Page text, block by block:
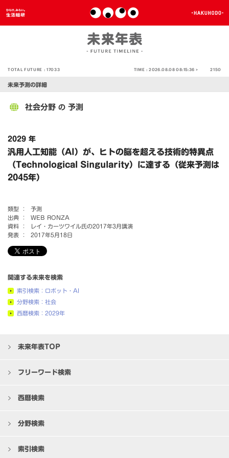
TOTAL FUTURE :17033 TIME :2026.08.08 08:15:36 > 2150
未来予測の詳細
社会分野 の 予測
2029 年
汎用人工知能（AI）が、ヒトの脳を超える技術的特異点
（Technological Singularity）に達する（従来予測は
2045年）
類型 ：
予測
出典 ：
WEB RONZA
資料 ：
レイ・カーツワイル氏の2017年3月講演
発表 ：
2017年5月18日
関連する未来を検索
索引検索：ロボット・AI
分野検索：社会
西暦検索：2029年
未来年表TOP
フリーワード検索
西暦検索
分野検索
索引検索